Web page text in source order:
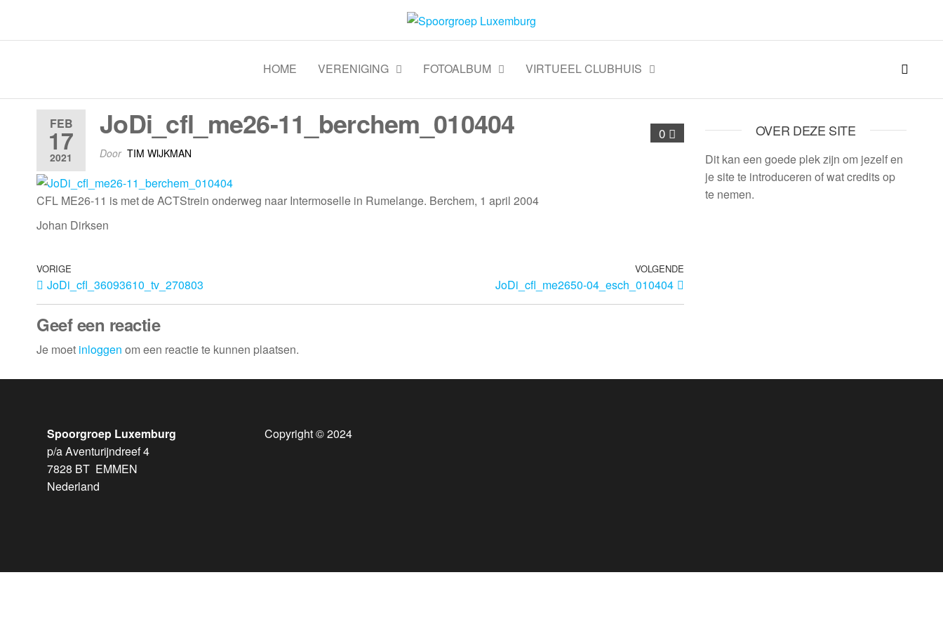
Spoorgroep Luxemburg
HOME VERENIGING FOTOALBUM VIRTUEEL CLUBHUIS
FEB
17
2021
0
JoDi_cfl_me26-11_berchem_010404
Door TIM WIJKMAN
CFL ME26-11 is met de ACTStrein onderweg naar Intermoselle in Rumelange. Berchem, 1 april 2004
Johan Dirksen
VORIGE
JoDi_cfl_36093610_tv_270803
VOLGENDE
JoDi_cfl_me2650-04_esch_010404
Geef een reactie
Je moet inloggen om een reactie te kunnen plaatsen.
OVER DEZE SITE
Dit kan een goede plek zijn om jezelf en
je site te introduceren of wat credits op
te nemen.
Spoorgroep Luxemburg
p/a Aventurijndreef 4
7828 BT EMMEN
Nederland
Copyright © 2024